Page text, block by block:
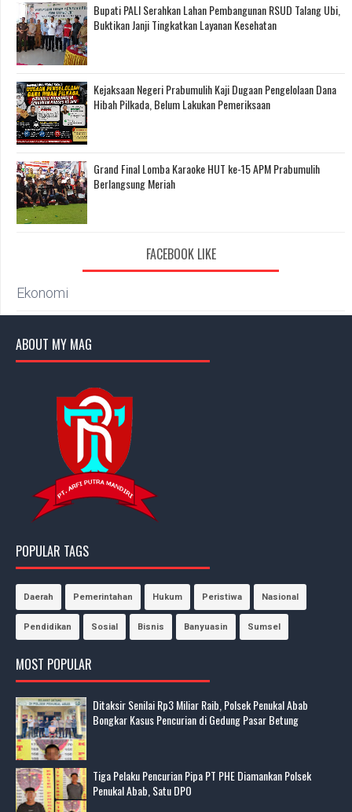
Bupati PALI Serahkan Lahan Pembangunan RSUD Talang Ubi,
Buktikan Janji Tingkatkan Layanan Kesehatan
Kejaksaan Negeri Prabumulih Kaji Dugaan Pengelolaan Dana
Hibah Pilkada, Belum Lakukan Pemeriksaan
Grand Final Lomba Karaoke HUT ke-15 APM Prabumulih
Berlangsung Meriah
FACEBOOK LIKE
Ekonomi
ABOUT MY MAG
POPULAR TAGS
Daerah Pemerintahan Hukum Peristiwa Nasional
Pendidikan Sosial Bisnis Banyuasin Sumsel
MOST POPULAR
Ditaksir Senilai Rp3 Miliar Raib, Polsek Penukal Abab
Bongkar Kasus Pencurian di Gedung Pasar Betung
Tiga Pelaku Pencurian Pipa PT PHE Diamankan Polsek
Penukal Abab, Satu DPO